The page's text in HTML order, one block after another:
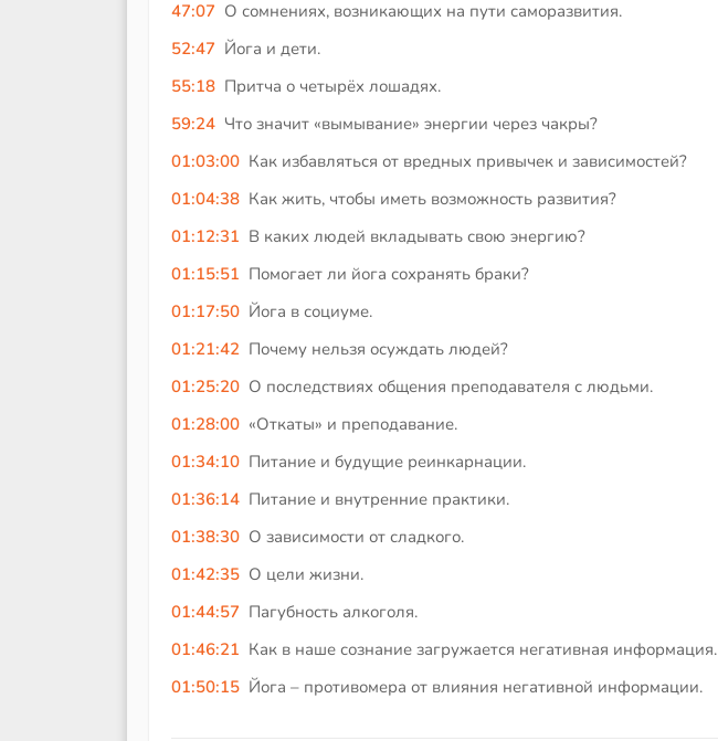
47:07 О сомнениях, возникающих на пути саморазвития.
52:47 Йога и дети.
55:18 Притча о четырёх лошадях.
59:24 Что значит «вымывание» энергии через чакры?
01:03:00 Как избавляться от вредных привычек и зависимостей?
01:04:38 Как жить, чтобы иметь возможность развития?
01:12:31 В каких людей вкладывать свою энергию?
01:15:51 Помогает ли йога сохранять браки?
01:17:50 Йога в социуме.
01:21:42 Почему нельзя осуждать людей?
01:25:20 О последствиях общения преподавателя с людьми.
01:28:00 «Откаты» и преподавание.
01:34:10 Питание и будущие реинкарнации.
01:36:14 Питание и внутренние практики.
01:38:30 О зависимости от сладкого.
01:42:35 О цели жизни.
01:44:57 Пагубность алкоголя.
01:46:21 Как в наше сознание загружается негативная информация.
01:50:15 Йога – противомера от влияния негативной информации.